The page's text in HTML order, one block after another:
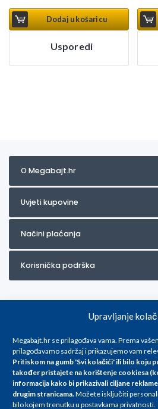
Upravljanje
Megabajt.hr se prilagođava vama. Prema
prilagođavamo sadržaj i prikazujemo vam
Pritiskom na gumb 'Svi kolačići' ili bilo koju
također pristajete na korištenje cookiesa
informacija kako bi prikazivali ciljane
drugim stranicama.Možete isključiti
bilo kojem trenutku u postavkama privatnosti.
Dodaj u košaricu
Usporedi
O Megabajt.hr
Uvjeti kupovine
Načini plaćanja
Korisnička podrška
Za artikle kojih trenutno nema u ponudi
info@megabajt.hr. Sve cijene su
promjenama, a
iskazane su za avansno plaćanje(gotovina)